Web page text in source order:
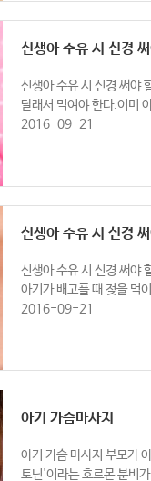
신생아 수유 시 신경
신생아 수유 시 신경 써야
달래서 먹여야 한다.이미
2016-09-21
신생아 수유 시 신경
신생아 수유 시 신경 써야
아기가 배고플 때 젖을 먹
2016-09-21
아기 가슴마사지
아기 가슴 마사지 부모가
토닌'이라는 호르몬 분비